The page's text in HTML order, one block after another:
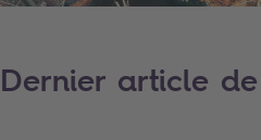
Dernier article